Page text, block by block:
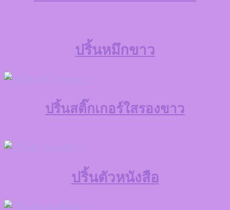
ปริ้นหมึกขาว
ปริ้นสติ๊กเกอร์ใสรองขาว
ปริ้นตัวหนังสือ